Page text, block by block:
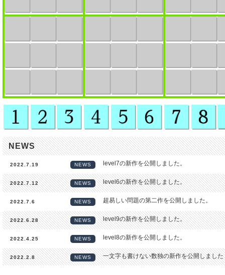
NEWS
2022.7.19 NEWS level7の新作を公開しました。
2022.7.12 NEWS level6の新作を公開しました。
2022.7.6 NEWS 超易しい問題の第二作を公開しました。
2022.6.28 NEWS level9の新作を公開しました。
2022.4.25 NEWS level8の新作を公開しました。
2022.2.8 NEWS 一文字も書けない数独の新作を公開しました